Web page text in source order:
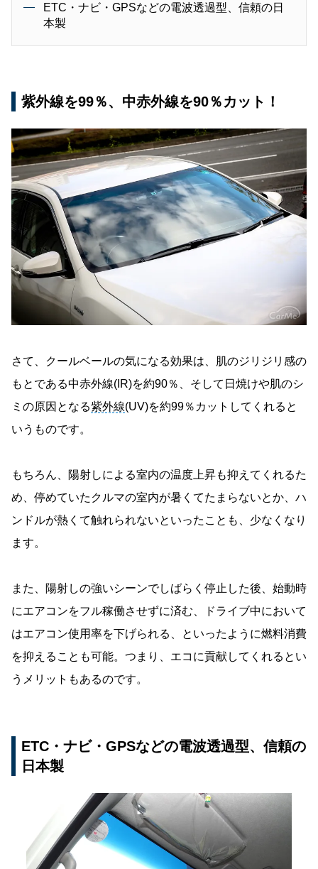
ETC・ナビ・GPSなどの電波透過型、信頼の日
本製
紫外線を99％、中赤外線を90％カット！
さて、クールベールの気になる効果は、肌のジリジリ感の
もとである中赤外線(IR)を約90％、そして日焼けや肌のシ
ミの原因となる紫外線(UV)を約99％カットしてくれると
いうものです。
もちろん、陽射しによる室内の温度上昇も抑えてくれるた
め、停めていたクルマの室内が暑くてたまらないとか、ハ
ンドルが熱くて触れられないといったことも、少なくなり
ます。
また、陽射しの強いシーンでしばらく停止した後、始動時
にエアコンをフル稼働させずに済む、ドライブ中において
はエアコン使用率を下げられる、といったように燃料消費
を抑えることも可能。つまり、エコに貢献してくれるとい
うメリットもあるのです。
ETC・ナビ・GPSなどの電波透過型、信頼の
日本製